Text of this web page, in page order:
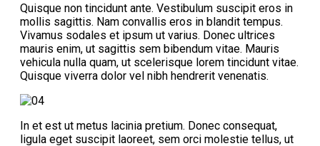
Quisque non tincidunt ante. Vestibulum suscipit eros in
mollis sagittis. Nam convallis eros in blandit tempus.
Vivamus sodales et ipsum ut varius. Donec ultrices
mauris enim, ut sagittis sem bibendum vitae. Mauris
vehicula nulla quam, ut scelerisque lorem tincidunt vitae.
Quisque viverra dolor vel nibh hendrerit venenatis.
In et est ut metus lacinia pretium. Donec consequat,
ligula eget suscipit laoreet, sem orci molestie tellus, ut